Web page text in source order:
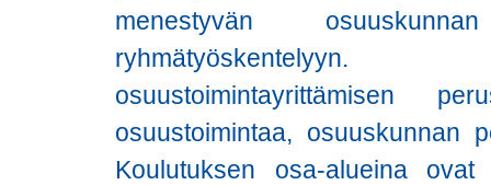
menestyvän
osuustoimintayrittämisen
osuustoimintaa, osuuskunnan
Koulutuksen osa-alueina ovat